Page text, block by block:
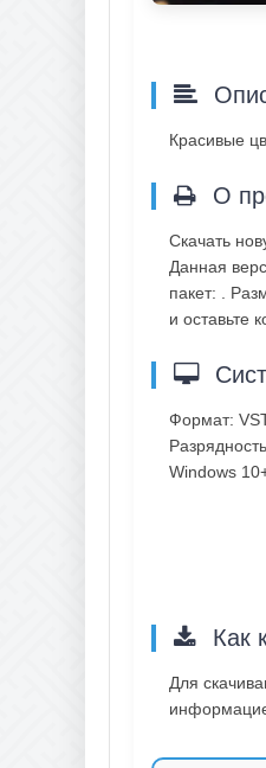
Красивые
О
Скачать
Данная
пакет: .
и оставьте
Формат:
Windows
Как
Для